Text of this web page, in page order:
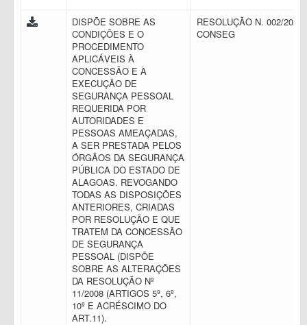
DISPÕE SOBRE AS
CONDIÇÕES E O
PROCEDIMENTO
APLICÁVEIS À
CONCESSÃO E À
EXECUÇÃO DE
SEGURANÇA PESSOAL
REQUERIDA POR
AUTORIDADES E
PESSOAS AMEAÇADAS,
A SER PRESTADA PELOS
ÓRGÃOS DA SEGURANÇA
PÚBLICA DO ESTADO DE
ALAGOAS. REVOGANDO
TODAS AS DISPOSIÇÕES
ANTERIORES, CRIADAS
POR RESOLUÇÃO E QUE
TRATEM DA CONCESSÃO
DE SEGURANÇA
PESSOAL (DISPÕE
SOBRE AS ALTERAÇÕES
DA RESOLUÇÃO Nº
11/2008 (ARTIGOS 5º, 6º,
10º E ACRÉSCIMO DO
ART.11).
RESOLUÇÃO N. 002/2016
CONSEG